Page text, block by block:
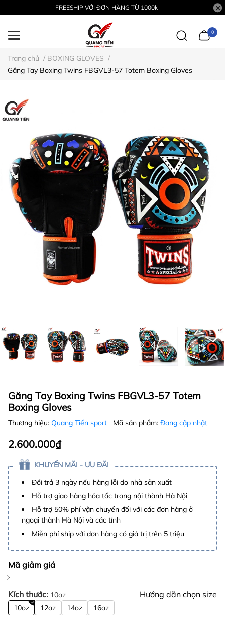
FREESHIP VỚI ĐƠN HÀNG TỪ 1000k
0
Trang chủ / BOXING GLOVES /
Găng Tay Boxing Twins FBGVL3-57 Totem Boxing Gloves
Găng Tay Boxing Twins FBGVL3-57 Totem
Boxing Gloves
Thương hiệu: Quang Tiến sport Mã sản phẩm: Đang cập nhật
2.600.000₫
KHUYẾN MÃI - ƯU ĐÃI
Đổi trả 3 ngày nếu hàng lỗi do nhà sản xuất
Hỗ trợ giao hàng hỏa tốc trong nội thành Hà Nội
Hỗ trợ 50% phí vận chuyển đối với các đơn hàng ở
ngoại thành Hà Nội và các tỉnh
Miễn phí ship với đơn hàng có giá trị trên 5 triệu
Mã giảm giá
Kích thước: 10oz Hướng dẫn chọn size
10oz 12oz 14oz 16oz